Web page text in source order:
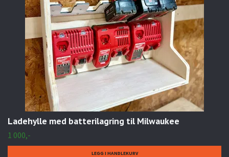
Ladehylle med batterilagring til Milwaukee
1 000,-
LEGG I HANDLEKURV